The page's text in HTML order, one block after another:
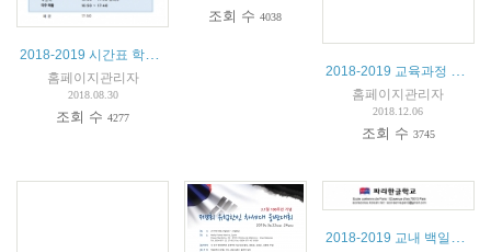
2018-2019 시간표 학사일정
홈페이지관리자
2018.08.30
조회 수4277
조회 수4038
2018-2019 교육과정 설명회 개최 안내
홈페이지관리자
2018.12.06
조회 수 3745
2018-2019 교내 백일장 안내